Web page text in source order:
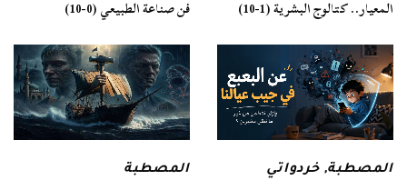
المعيار.. كتالوج البشرية (1-10) فن صناعة الطبيعي (0-10)
المصطبة,خردواتي المصطبة